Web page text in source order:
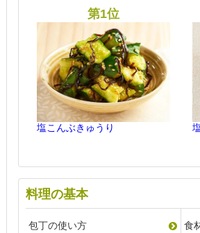
塩こんぶきゅうり
料理の基本
包丁の使い方 食